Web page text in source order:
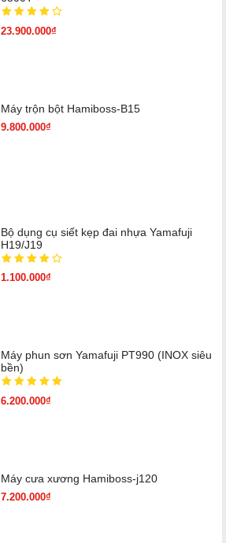
23.900.000₫
Máy trộn bột Hamiboss-B15
9.800.000₫
Bộ dụng cụ siết kẹp đai nhựa Yamafuji
H19/J19
1.100.000₫
Máy phun sơn Yamafuji PT990 (INOX siêu
bền)
6.200.000₫
Máy cưa xương Hamiboss-j120
7.200.000₫